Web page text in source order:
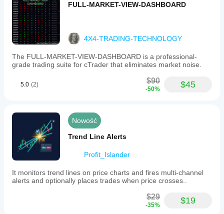
FULL-MARKET-VIEW-DASHBOARD
4X4-TRADING-TECHNOLOGY
The FULL-MARKET-VIEW-DASHBOARD is a professional-
grade trading suite for cTrader that eliminates market noise.
5.0 (2) $90
-50% $45
Nowość
Trend Line Alerts
Profit_Islander
It monitors trend lines on price charts and fires multi-channel
alerts and optionally places trades when price crosses..
$29
-35% $19